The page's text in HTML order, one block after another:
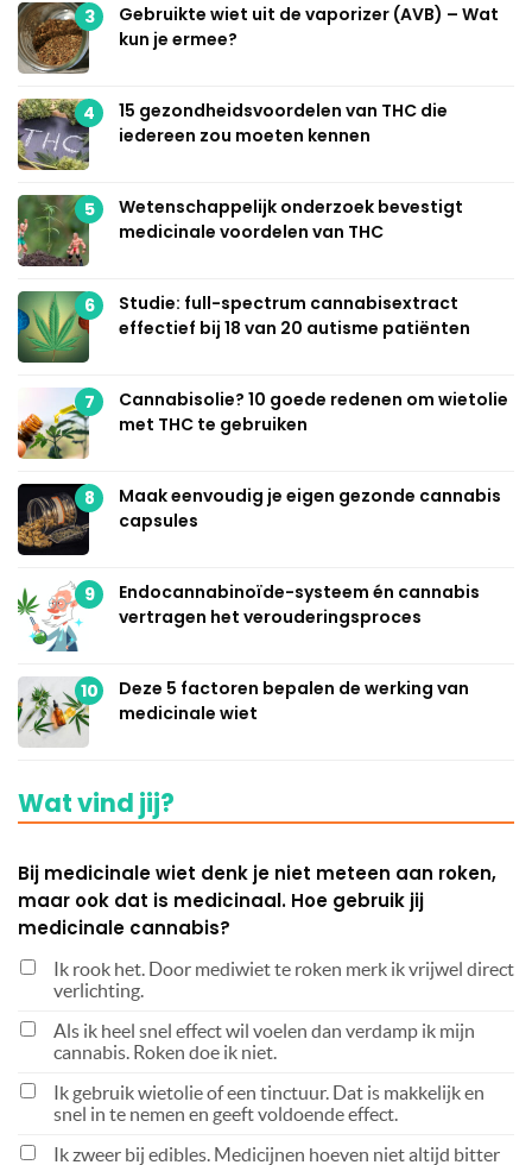
3
Gebruikte wiet uit de vaporizer (AVB) – Wat
kun je ermee?
4
15 gezondheidsvoordelen van THC die
iedereen zou moeten kennen
5
Wetenschappelijk onderzoek bevestigt
medicinale voordelen van THC
6
Studie: full-spectrum cannabisextract
effectief bij 18 van 20 autisme patiënten
7
Cannabisolie? 10 goede redenen om wietolie
met THC te gebruiken
8
Maak eenvoudig je eigen gezonde cannabis
capsules
9
Endocannabinoïde-systeem én cannabis
vertragen het verouderingsproces
10
Deze 5 factoren bepalen de werking van
medicinale wiet
Wat vind jij?
Bij medicinale wiet denk je niet meteen aan roken,
maar ook dat is medicinaal. Hoe gebruik jij
medicinale cannabis?
Ik rook het. Door mediwiet te roken merk ik vrijwel direct
verlichting.
Als ik heel snel effect wil voelen dan verdamp ik mijn
cannabis. Roken doe ik niet.
Ik gebruik wietolie of een tinctuur. Dat is makkelijk en
snel in te nemen en geeft voldoende effect.
Ik zweer bij edibles. Medicijnen hoeven niet altijd bitter